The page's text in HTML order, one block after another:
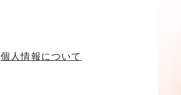
個人情報について